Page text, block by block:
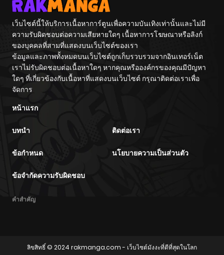
เว็บไซต์นี้ให้บริการเนื้อหาการ์ตูนเพื่อความบันเทิงเท่านั้นและไม่มี
ความรับผิดชอบต่อความเสียหายใดๆ เนื้อหาการโฆษณาหรือลิงก์
ของบุคคลที่สามที่แสดงบนเว็บไซต์ของเรา
ข้อมูลและภาพทั้งหมดบนเว็บไซต์ถูกเก็บรวบรวมจากอินเทอร์เน็ต
เราไม่รับผิดชอบต่อเนื้อหาใดๆ หากคุณหรือองค์กรของคุณมีปัญหา
ใดๆ ที่เกี่ยวข้องกับเนื้อหาที่แสดงบนเว็บไซต์ กรุณาติดต่อเราเพื่อ
จัดการ
หน้าแรก
บทนำ ติดต่อเรา
ข้อกำหนด นโยบายความเป็นส่วนตัว
ข้อจำกัดความรับผิดชอบ
คำสำคัญ
ลิขสิทธิ์ © 2024 rakmanga.com- เว็บไซต์มังงะที่ดีที่สุดในโลก